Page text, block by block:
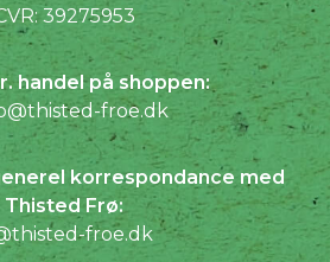
39275953
handel på shoppen:
froe.dk
korrespondance med
Thisted Frø:
froe.dk